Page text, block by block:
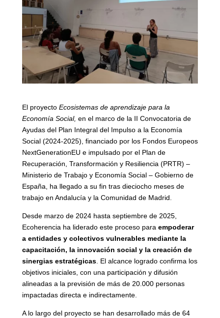
El proyecto Ecosistemas de aprendizaje para la
Economía Social, en el marco de la II Convocatoria de
Ayudas del Plan Integral del Impulso a la Economía
Social (2024-2025), financiado por los Fondos Europeos
NextGenerationEU e impulsado por el Plan de
Recuperación, Transformación y Resiliencia (PRTR) –
Ministerio de Trabajo y Economía Social – Gobierno de
España, ha llegado a su fin tras dieciocho meses de
trabajo en Andalucía y la Comunidad de Madrid.
Desde marzo de 2024 hasta septiembre de 2025,
Ecoherencia ha liderado este proceso para empoderar
a entidades y colectivos vulnerables mediante la
capacitación, la innovación social y la creación de
sinergias estratégicas. El alcance logrado confirma los
objetivos iniciales, con una participación y difusión
alineadas a la previsión de más de 20.000 personas
impactadas directa e indirectamente.
A lo largo del proyecto se han desarrollado más de 64